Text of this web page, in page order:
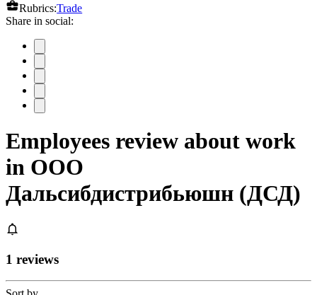
Rubrics:Trade
Share in social:
Employees review about work
in ООО
Дальсибдистрибьюшн (ДСД)
1 reviews